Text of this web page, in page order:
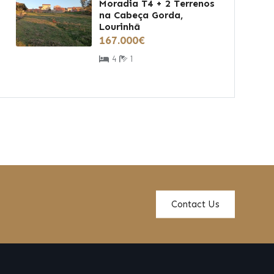
Moradia T4 + 2 Terrenos
na Cabeça Gorda,
Lourinhã
167.000€
4 1
Contact Us